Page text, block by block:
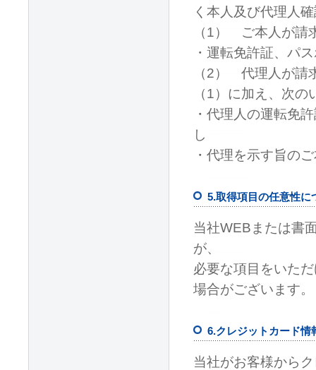
く本人及び代理人
（1） ご本人が請
・運転免許証、パ
（2） 代理人が請
（1）に加え、次
・代理人の運転免
し
・代理を示す旨の
5.取得項目の任意性に
当社WEBまたは書
が、
必要な項目をいた
場合がございます。
6.クレジットカード情
当社がお客様から